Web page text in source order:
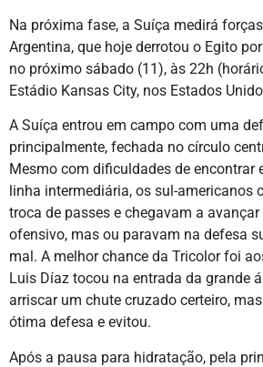
Na próxima fase, a Suíça medirá
Argentina, que hoje derrotou o Egito
no próximo sábado (11), às 22h
Estádio Kansas City, nos Estados
A Suíça entrou em campo com uma
principalmente, fechada no círculo
Mesmo com dificuldades de encontrar
linha intermediária, os sul-americanos
troca de passes e chegavam a
ofensivo, mas ou paravam na defesa
mal. A melhor chance da Tricolor foi
Luis Díaz tocou na entrada da grande
arriscar um chute cruzado certeiro,
ótima defesa e evitou.
Após a pausa para hidratação, pela